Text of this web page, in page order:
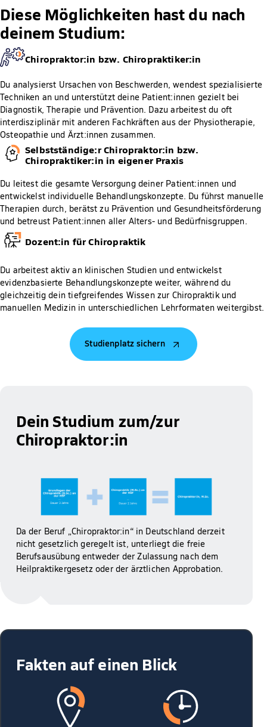
Diese Möglichkeiten hast du nach
deinem Studium:
Chiropraktor:in bzw. Chiropraktiker:in
Du analysierst Ursachen von Beschwerden, wendest spezialisierte
Techniken an und unterstützt deine Patient:innen gezielt bei
Diagnostik, Therapie und Prävention. Dazu arbeitest du oft
interdisziplinär mit anderen Fachkräften aus der Physiotherapie,
Osteopathie und Ärzt:innen zusammen.
Selbstständige:r Chiropraktor:in bzw.
Chiropraktiker:in in eigener Praxis
Du leitest die gesamte Versorgung deiner Patient:innen und
entwickelst individuelle Behandlungskonzepte. Du führst manuelle
Therapien durch, berätst zu Prävention und Gesundheitsförderung
und betreust Patient:innen aller Alters- und Bedürfnisgruppen.
Dozent:in für Chiropraktik
Du arbeitest aktiv an klinischen Studien und entwickelst
evidenzbasierte Behandlungskonzepte weiter, während du
gleichzeitig dein tiefgreifendes Wissen zur Chiropraktik und
manuellen Medizin in unterschiedlichen Lehrformaten weitergibst.
Studienplatz sichern
Dein Studium zum/zur
Chiropraktor:in
Da der Beruf „Chiropraktor:in“ in Deutschland derzeit
nicht gesetzlich geregelt ist, unterliegt die freie
Berufsausübung entweder der Zulassung nach dem
Heilpraktikergesetz oder der ärztlichen Approbation.
Fakten auf einen Blick